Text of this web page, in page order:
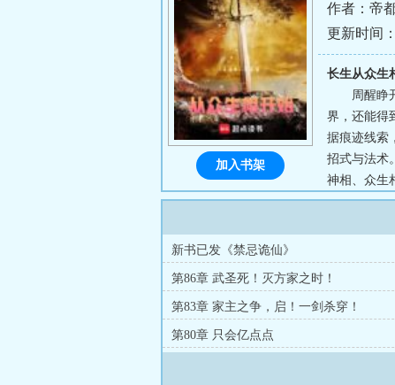
作者：帝
更新时间
长生从众生
周醒睁
界，还能得
据痕迹线索
招式与法术
神相、众生
词条并非只
对“词条”
一人既众
加入书架
新书已发《禁忌诡仙》
第86章 武圣死！灭方家之时！
第83章 家主之争，启！一剑杀穿！
第80章 只会亿点点